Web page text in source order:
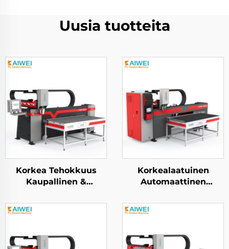
Uusia tuotteita
Korkea Tehokkuus
Kaupallinen &
HEPA Suodatin
Dispensointilaite
Korkealaatuinen
Automaattinen
kiilapohjakone HEPA-
iltoimittimille